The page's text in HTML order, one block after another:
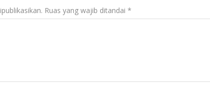
Ruas yang wajib ditandai *